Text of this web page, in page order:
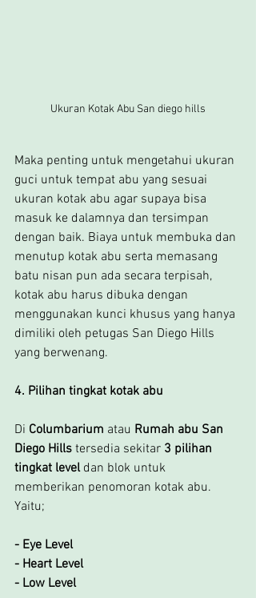
Ukuran Kotak Abu San diego hills
Maka penting untuk mengetahui ukuran
guci untuk tempat abu yang sesuai
ukuran kotak abu agar supaya bisa
masuk ke dalamnya dan tersimpan
dengan baik. Biaya untuk membuka dan
menutup kotak abu serta memasang
batu nisan pun ada secara terpisah,
kotak abu harus dibuka dengan
menggunakan kunci khusus yang hanya
dimiliki oleh petugas San Diego Hills
yang berwenang.
4. Pilihan tingkat kotak abu
Di Columbarium atau Rumah abu San
Diego Hills tersedia sekitar 3 pilihan
tingkat level dan blok untuk
memberikan penomoran kotak abu.
Yaitu;
- Eye Level
- Heart Level
- Low Level